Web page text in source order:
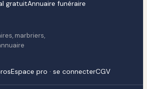
gratuitAnnuaire funéraire
marbriers,
Espace pro · se connecterCGV